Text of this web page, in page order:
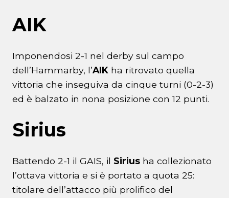
AIK
Imponendosi 2-1 nel derby sul campo
dell’Hammarby, l’AIK ha ritrovato quella
vittoria che inseguiva da cinque turni (0-2-3)
ed è balzato in nona posizione con 12 punti.
Sirius
Battendo 2-1 il GAIS, il Sirius ha collezionato
l’ottava vittoria e si è portato a quota 25:
titolare dell’attacco più prolifico del